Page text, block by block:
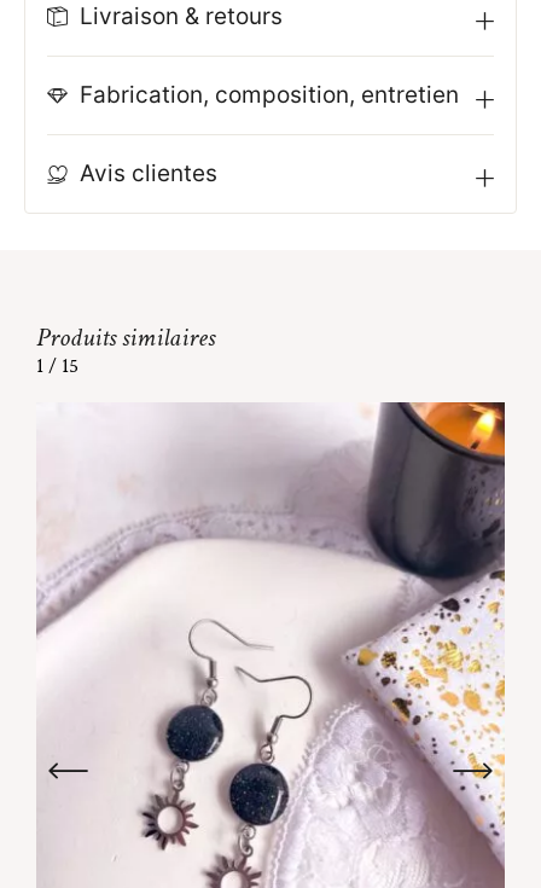
Livraison & retours
Fabrication, composition, entretien
Avis clientes
Produits similaires
1/ 15